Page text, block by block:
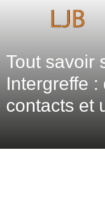
Tout savoir
Intergreffe :
contacts et